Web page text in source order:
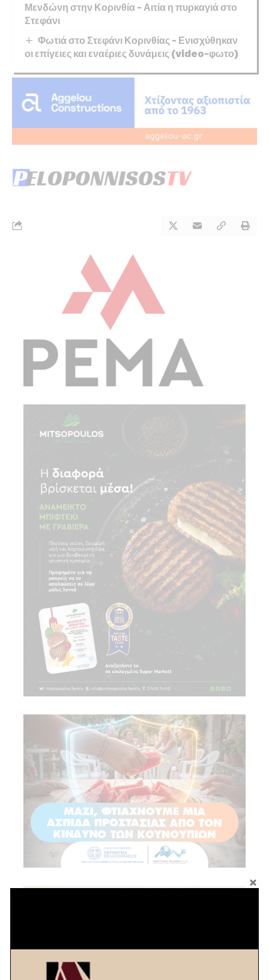
Μενδώνη στην Κορινθία – Αιτία η πυρκαγιά στο
Στεφάνι
Φωτιά στο Στεφάνι Κορινθίας – Ενισχύθηκαν
οι επίγειες και εναέριες δυνάμεις (video-φωτο)